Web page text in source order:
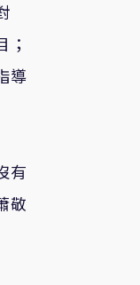
導
有
敬